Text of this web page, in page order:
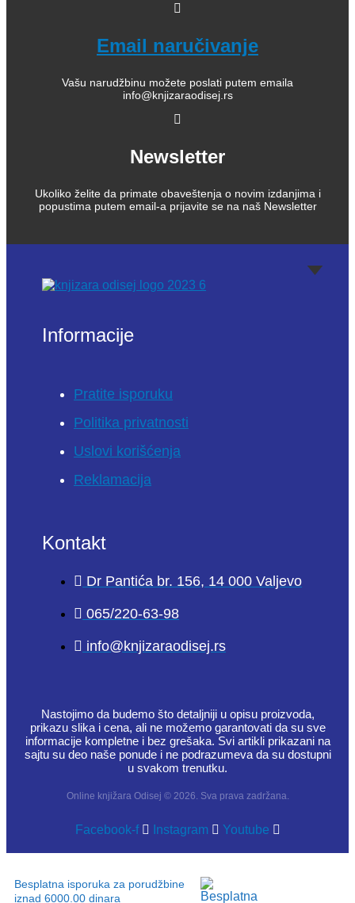
Email naručivanje
Vašu narudžbinu možete poslati putem emaila
info@knjizaraodisej.rs
Newsletter
Ukoliko želite da primate obaveštenja o novim izdanjima i
popustima putem email-a prijavite se na naš Newsletter
Informacije
Pratite isporuku
Politika privatnosti
Uslovi korišćenja
Reklamacija
Kontakt
Dr Pantića br. 156, 14 000 Valjevo
065/220-63-98
info@knjizaraodisej.rs
Nastojimo da budemo što detaljniji u opisu proizvoda,
prikazu slika i cena, ali ne možemo garantovati da su sve
informacije kompletne i bez grešaka. Svi artikli prikazani na
sajtu su deo naše ponude i ne podrazumeva da su dostupni
u svakom trenutku.
Online knjižara Odisej © 2026. Sva prava zadržana.
Facebook-f Instagram Youtube
Besplatna isporuka za porudžbine
iznad 6000.00 dinara